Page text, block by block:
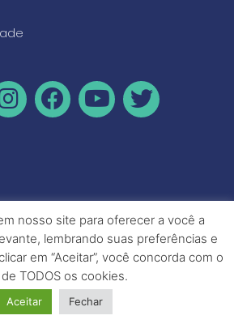
nosso site para oferecer a você a
lembrando suas preferências e
em “Aceitar”, você concorda com o
TODOS os cookies.
Aceitar Fechar